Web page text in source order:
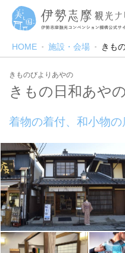
HOME 施設・会場 きも
きものびよりあやの
きもの日和あや
着物の着付、和小物の